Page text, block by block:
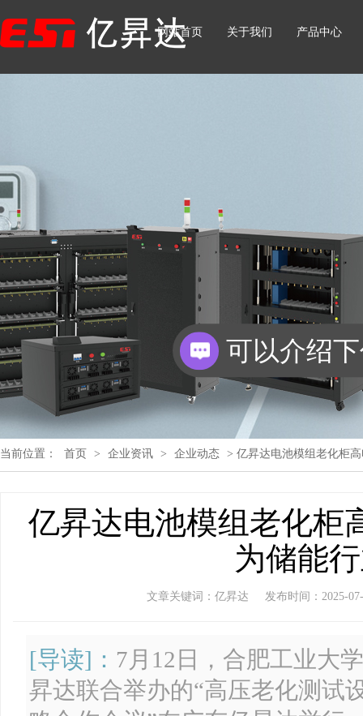
网站首页 关于我们 产品中心
当前位置： 首页 > 企业资讯 > 企业动态 > 亿昇达电池模组老化柜
亿昇达电池模组老化柜
为储能
文章关键词：亿昇达 发布时间：2025-
[导读]： 7月12日，合肥工业大
昇达联合举办的“高压老化测试
你们是